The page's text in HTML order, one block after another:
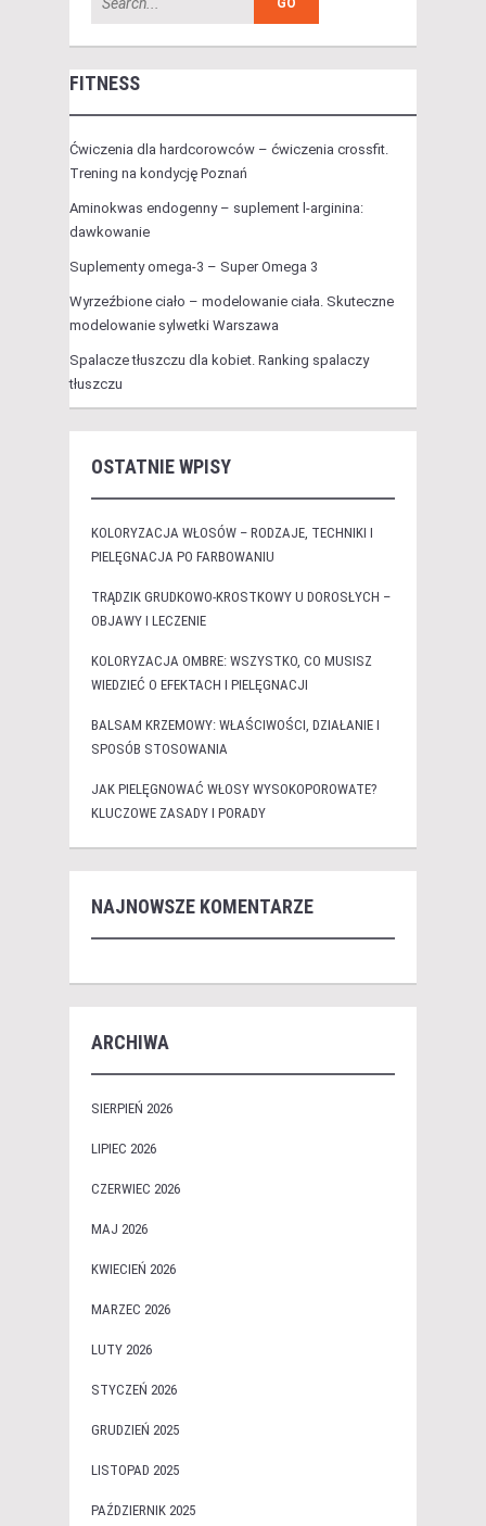
FITNESS
Ćwiczenia dla hardcorowców – ćwiczenia crossfit.
Trening na kondycję Poznań
Aminokwas endogenny – suplement l-arginina:
dawkowanie
Suplementy omega-3 – Super Omega 3
Wyrzeźbione ciało – modelowanie ciała. Skuteczne
modelowanie sylwetki Warszawa
Spalacze tłuszczu dla kobiet. Ranking spalaczy
tłuszczu
OSTATNIE WPISY
KOLORYZACJA WŁOSÓW – RODZAJE, TECHNIKI I
PIELĘGNACJA PO FARBOWANIU
TRĄDZIK GRUDKOWO-KROSTKOWY U DOROSŁYCH –
OBJAWY I LECZENIE
KOLORYZACJA OMBRE: WSZYSTKO, CO MUSISZ
WIEDZIEĆ O EFEKTACH I PIELĘGNACJI
BALSAM KRZEMOWY: WŁAŚCIWOŚCI, DZIAŁANIE I
SPOSÓB STOSOWANIA
JAK PIELĘGNOWAĆ WŁOSY WYSOKOPOROWATE?
KLUCZOWE ZASADY I PORADY
NAJNOWSZE KOMENTARZE
ARCHIWA
SIERPIEŃ 2026
LIPIEC 2026
CZERWIEC 2026
MAJ 2026
KWIECIEŃ 2026
MARZEC 2026
LUTY 2026
STYCZEŃ 2026
GRUDZIEŃ 2025
LISTOPAD 2025
PAŹDZIERNIK 2025